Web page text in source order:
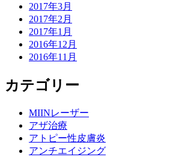
2017年3月
2017年2月
2017年1月
2016年12月
2016年11月
カテゴリー
MIINレーザー
アザ治療
アトピー性皮膚炎
アンチエイジング